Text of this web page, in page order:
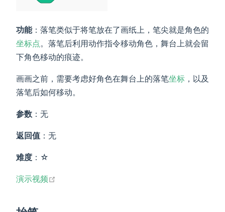
功能：落笔类似于将笔放在了画纸上，笔尖就是角色的
坐标点。落笔后利用动作指令移动角色，舞台上就会留
下角色移动的痕迹。
画画之前，需要考虑好角色在舞台上的落笔坐标 ，以及
落笔后如何移动。
参数 ：无
返回值 ：无
难度 ：☆
演示视频